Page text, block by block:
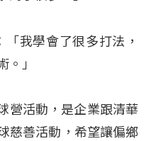
我學會了很多打法，
」
營活動，是企業跟清華
慈善活動，希望讓偏鄉